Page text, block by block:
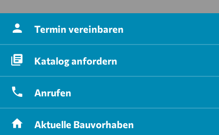
Termin vereinbaren
Kataloganfordern
Anrufen
Aktuelle Bauvorhaben